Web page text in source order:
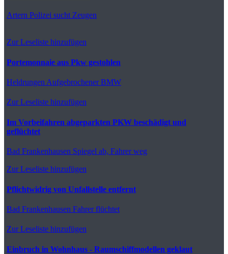
Artern Polizei sucht Zeugen
Zur Leseliste hinzufügen
Portemonnaie aus Pkw gestohlen
Heldrungen Aufgebrochener BMW
Zur Leseliste hinzufügen
Im Vorbeifahren abgeparkten PKW beschädigt und
geflüchtet
Bad Frankenhausen Spiegel ab, Fahrer weg
Zur Leseliste hinzufügen
Pflichtwidrig von Unfallstelle entfernt
Bad Frankenhausen Fahrer flüchtet
Zur Leseliste hinzufügen
Einbruch in Wohnhaus - Raumschiffmodellen geklaut